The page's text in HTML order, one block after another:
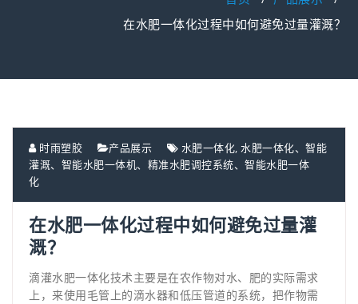
在水肥一体化过程中如何避免过量灌溉？
时雨塑胶 产品展示 水肥一体化, 水肥一体化、智能
灌溉、智能水肥一体机、精准水肥调控系统、智能水肥一体
化
在水肥一体化过程中如何避免过量灌
溉？
滴灌水肥一体化技术主要是在农作物对水、肥的实际需求
上，来使用毛管上的滴水器和低压管道的系统，把作物需